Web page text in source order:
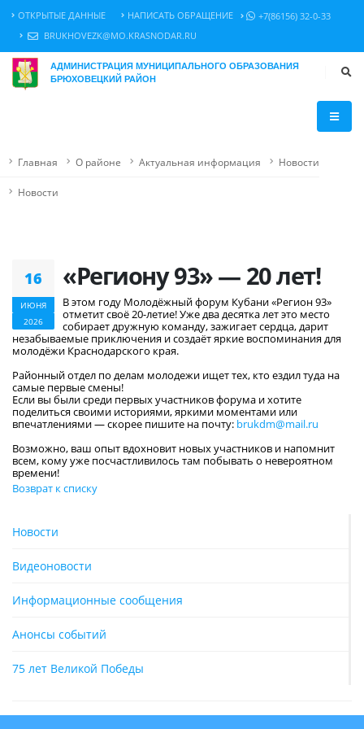
ОТКРЫТЫЕ ДАННЫЕ НАПИСАТЬ ОБРАЩЕНИЕ
+7(86156) 32-0-33
BRUKHOVEZK@MO.KRASNODAR.RU
АДМИНИСТРАЦИЯ МУНИЦИПАЛЬНОГО ОБРАЗОВАНИЯ
БРЮХОВЕЦКИЙ РАЙОН
Главная О районе Актуальная информация Новости
Новости
Новости
Видеоновости
Информационные сообщения
Анонсы событий
75 лет Великой Победы
16
ИЮНЯ
2026
«Региону 93» — 20 лет!
В этом году Молодёжный форум Кубани «Регион 93»
отметит своё 20-летие! Уже два десятка лет это место
собирает дружную команду, зажигает сердца, дарит
незабываемые приключения и создаёт яркие воспоминания для
молодёжи Краснодарского края.
Районный отдел по делам молодежи ищет тех, кто ездил туда на
самые первые смены!
Если вы были среди первых участников форума и хотите
поделиться своими историями, яркими моментами или
впечатлениями — скорее пишите на почту: brukdm@mail.ru
Возможно, ваш опыт вдохновит новых участников и напомнит
всем, кому уже посчастливилось там побывать о невероятном
времени!
Возврат к списку